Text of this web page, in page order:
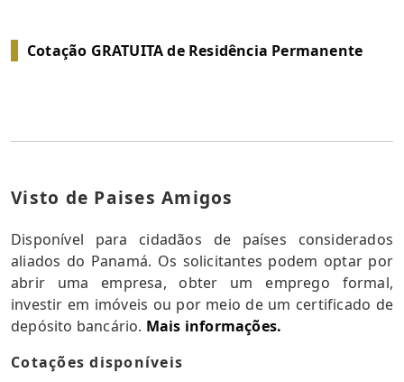
Cotação GRATUITA de Residência Permanente
Visto de Paises Amigos
Disponível para cidadãos de países considerados
aliados do Panamá. Os solicitantes podem optar por
abrir uma empresa, obter um emprego formal,
investir em imóveis ou por meio de um certificado de
depósito bancário. Mais informações.
Cotações disponíveis